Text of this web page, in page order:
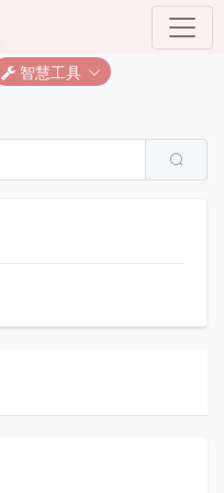
智慧工具